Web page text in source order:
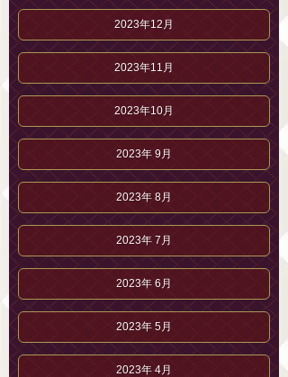
2023年12月
2023年11月
2023年10月
2023年 9月
2023年 8月
2023年 7月
2023年 6月
2023年 5月
2023年 4月